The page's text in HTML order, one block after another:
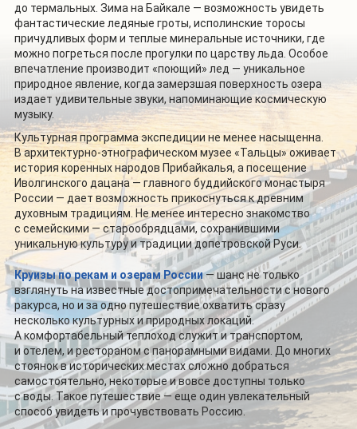
до термальных. Зима на Байкале — возможность увидеть
фантастические ледяные гроты, исполинские торосы
причудливых форм и теплые минеральные источники, где
можно погреться после прогулки по царству льда. Особое
впечатление производит «поющий» лед — уникальное
природное явление, когда замерзшая поверхность озера
издает удивительные звуки, напоминающие космическую
музыку.
Культурная программа экспедиции не менее насыщенна.
В архитектурно-этнографическом музее «Тальцы» оживает
история коренных народов Прибайкалья, а посещение
Иволгинского дацана — главного буддийского монастыря
России — дает возможность прикоснуться к древним
духовным традициям. Не менее интересно знакомство
с семейскими — старообрядцами, сохранившими
уникальную культуру и традиции допетровской Руси.
Круизы по рекам и озерам России— шанс не только
взглянуть на известные достопримечательности с нового
ракурса, но и за одно путешествие охватить сразу
несколько культурных и природных локаций.
А комфортабельный теплоход служит и транспортом,
и отелем, и рестораном с панорамными видами. До многих
стоянок в исторических местах сложно добраться
самостоятельно, некоторые и вовсе доступны только
с воды. Такое путешествие — еще один увлекательный
способ увидеть и прочувствовать Россию.